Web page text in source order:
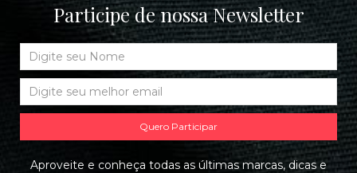
Participe de nossa Newsletter
Quero Participar
Aproveite e conheça todas as últimas marcas, dicas e